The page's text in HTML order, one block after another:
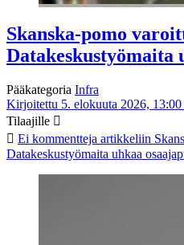
Skanska-pomo
Datakeskustyömaita
Pääkategoria Infra
Kirjoitettu 5. elokuuta 2026, 13:00
Tilaajille
Ei kommentteja artikkeliin
Datakeskustyömaita uhkaa